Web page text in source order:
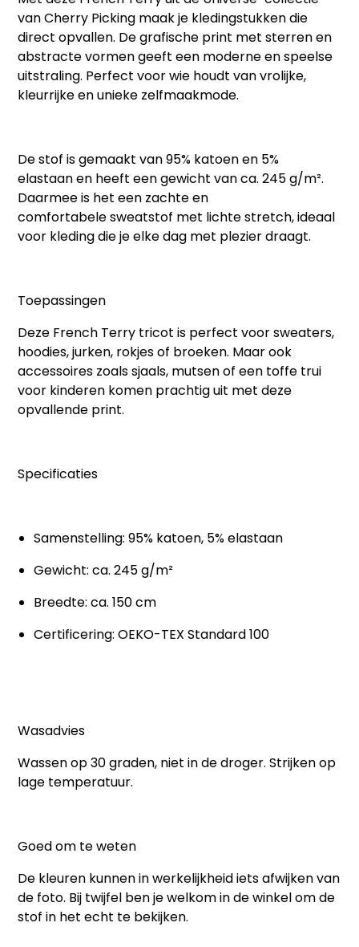
van Cherry Picking maak je kledingstukken die
direct opvallen. De grafische print met sterren en
abstracte vormen geeft een moderne en speelse
uitstraling. Perfect voor wie houdt van vrolijke,
kleurrijke en unieke zelfmaakmode.
De stof is gemaakt van95% katoen en 5%
elastaanen heeft een gewicht vanca. 245 g/m².
Daarmee is het een zachte en
comfortabelesweatstof met lichte stretch, ideaal
voor kleding die je elke dag met plezier draagt.
Toepassingen
Deze French Terry tricot is perfect voor sweaters,
hoodies, jurken, rokjes of broeken. Maar ook
accessoires zoals sjaals, mutsen of een toffe trui
voor kinderen komen prachtig uit met deze
opvallende print.
Specificaties
Samenstelling: 95% katoen, 5% elastaan
Gewicht: ca. 245 g/m²
Breedte: ca. 150 cm
Certificering: OEKO-TEX Standard 100
Wasadvies
Wassen op 30 graden, niet in de droger. Strijken op
lage temperatuur.
Goed om te weten
De kleuren kunnen in werkelijkheid iets afwijken van
de foto. Bij twijfel ben je welkom in de winkel om de
stof in het echt te bekijken.